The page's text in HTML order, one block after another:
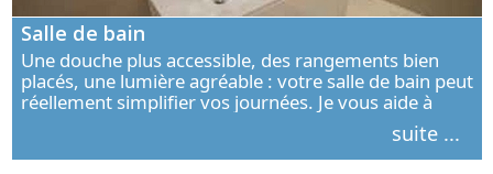
Salle de bain
Une douche plus accessible, des rangements bien
placés, une lumière agréable : votre salle de bain peut
réellement simplifier vos journées. Je vous aide à
concevoir un espace élégant, confortable et adapté à
suite ...